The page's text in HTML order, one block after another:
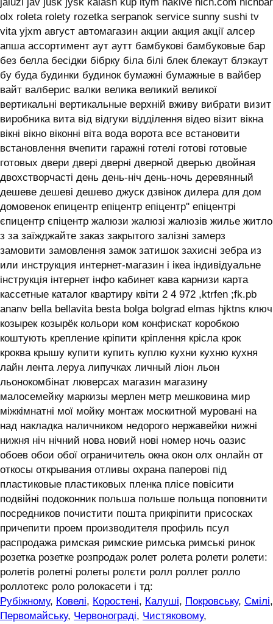
jaluzi jav jusk jysk kalash kup ltym nakive nich.com nichbar
olx roleta rolety rozetka serpanok service sunny sushi tv
vita yjxm август автомагазин акции акция акції алсер
апша ассортимент аут аутт бамбукові бамбуковые бар
без белла бесідки бібрку біла білі блек блекаут блэкаут
бу буда будинки будинок бумажні бумажные в вайбер
вайт валберис валки велика великий великої
вертикальні вертикальные верхній вживу вибрати визит
виробника вита від відгуки відділення відео візит вікна
вікні вікно віконні віта вода ворота все встановити
встановлення вчепити гаражні готелі готові готовые
готовых двери двері дверні дверной дверью двойная
двохстворчасті день день-ніч день-ночь деревянный
дешеве дешеві дешево джуск дзвінок дилера для дом
домовенок епицентр епіцентр епіцентр'' епіцентрі
єпицентр єпіцентр жалюзи жалюзі жалюзів жилье житло
з за заїжджайте заказ закрытого залізні замерз
замовити замовлення замок затишок захисні зебра из
или инструкция интернет-магазин і ікеа індивідуальне
інструкція інтернет інфо кабинет кава карнизи карта
кассетные каталог квартиру квіти 2 4 972 ,ktrfen ;fk.pb
ananv bella bellavita besta bolga bolgrad elmas hjktns ключ
козырек козырёк кольори ком конфискат коробкою
коштують крепление кріпити кріплення крісла крок
кроква крышу купити купить куплю кухни кухню кухня
лайн лента леруа липучках личный ліон льон
льонокомбінат люверсах магазин магазину
малосемейку маркизы мерлен метр мешковина мир
міжкімнатні мої мойку монтаж москитной муровані на
над накладка наличником недорого нержавейки нижні
нижня ніч нічний нова новий нові номер ночь оазис
обоев обои обої ограничитель окна окон олх онлайн от
откосы открывания отливы охрана паперові під
пластиковые пластиковых пленка плісе повісити
подвійні подоконник польша польше польща поповнити
посредников почистити пошта прикріпити присосках
причепити проем производителя профиль псул
распродажа римская римские римська римські ринок
розетка розетке розпродаж ролет ролета ролети ролети:
ролетів ролетні ролеты ролєти ролл роллет ролло
роллотекс роло ролокасети і тд:
Рубіжному, Ковелі, Коростені, Калуші, Покровську, Смілі,
Первомайську, Червонограді, Чистяковому,